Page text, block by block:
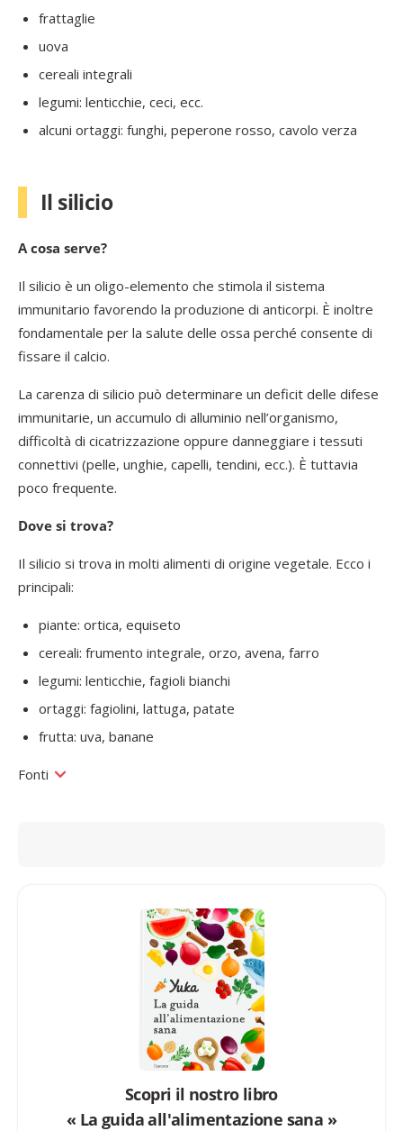
frattaglie
uova
cereali integrali
legumi: lenticchie, ceci, ecc.
alcuni ortaggi: funghi, peperone rosso, cavolo verza
Il silicio
A cosa serve?
Il silicio è un oligo-elemento che stimola il sistema
immunitario favorendo la produzione di anticorpi. È inoltre
fondamentale per la salute delle ossa perché consente di
fissare il calcio.
La carenza di silicio può determinare un deficit delle difese
immunitarie, un accumulo di alluminio nell’organismo,
difficoltà di cicatrizzazione oppure danneggiare i tessuti
connettivi (pelle, unghie, capelli, tendini, ecc.). È tuttavia
poco frequente.
Dove si trova?
Il silicio si trova in molti alimenti di origine vegetale. Ecco i
principali:
piante: ortica, equiseto
cereali: frumento integrale, orzo, avena, farro
legumi: lenticchie, fagioli bianchi
ortaggi: fagiolini, lattuga, patate
frutta: uva, banane
Fonti
Scopri il nostro libro
« La guida all'alimentazione sana »